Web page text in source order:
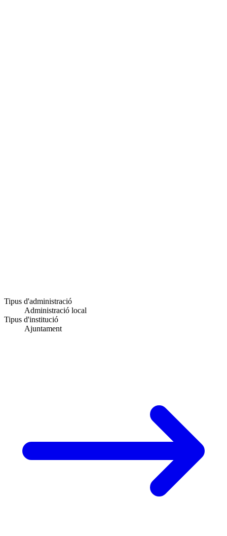
Tipus d'administració
Administració local
Tipus d'institució
Ajuntament